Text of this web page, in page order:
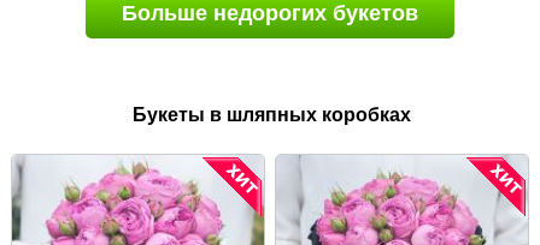
Больше недорогих букетов
Букеты в шляпных коробках